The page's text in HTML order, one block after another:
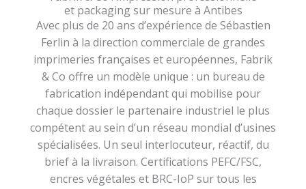
et packaging sur mesure à Antibes
Avec plus de 20 ans d’expérience de Sébastien
Ferlin à la direction commerciale de grandes
imprimeries françaises et européennes, Fabrik
& Co offre un modèle unique : un bureau de
fabrication indépendant qui mobilise pour
chaque dossier le partenaire industriel le plus
compétent au sein d’un réseau mondial d’usines
spécialisées. Un seul interlocuteur, réactif, du
brief à la livraison. Certifications PEFC/FSC,
encres végétales et BRC-IoP sur tous les